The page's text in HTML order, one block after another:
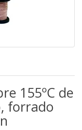
155ºC de
forrado